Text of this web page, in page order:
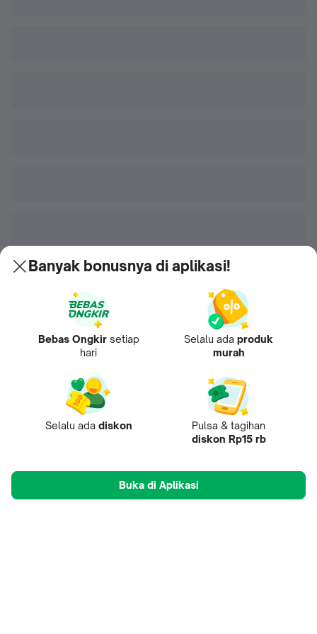
Banyak bonusnya di aplikasi!
Bebas Ongkir setiap
hari
Selalu ada produk
murah
Selalu ada diskon
Pulsa & tagihan
diskon Rp15 rb
Buka di Aplikasi